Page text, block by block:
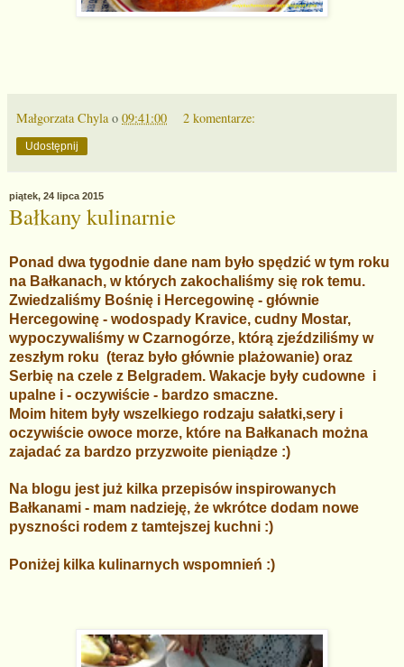
Małgorzata Chyla o 09:41:00 2 komentarze:
Udostępnij
piątek, 24 lipca 2015
Bałkany kulinarnie
Ponad dwa tygodnie dane nam było spędzić w tym roku
na Bałkanach, w których zakochaliśmy się rok temu.
Zwiedzaliśmy Bośnię i Hercegowinę - głównie
Hercegowinę - wodospady Kravice, cudny Mostar,
wypoczywaliśmy w Czarnogórze, którą zjeździliśmy w
zeszłym roku (teraz było głównie plażowanie) oraz
Serbię na czele z Belgradem. Wakacje były cudowne i
upalne i - oczywiście - bardzo smaczne.
Moim hitem były wszelkiego rodzaju sałatki,sery i
oczywiście owoce morze, które na Bałkanach można
zajadać za bardzo przyzwoite pieniądze :)
Na blogu jest już kilka przepisów inspirowanych
Bałkanami - mam nadzieję, że wkrótce dodam nowe
pyszności rodem z tamtejszej kuchni :)
Poniżej kilka kulinarnych wspomnień :)